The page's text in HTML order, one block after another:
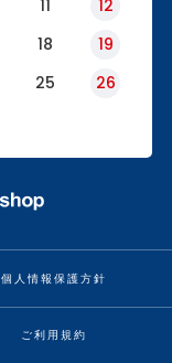
11
12
18
19
25
26
個人情報保護方針
ご利用規約